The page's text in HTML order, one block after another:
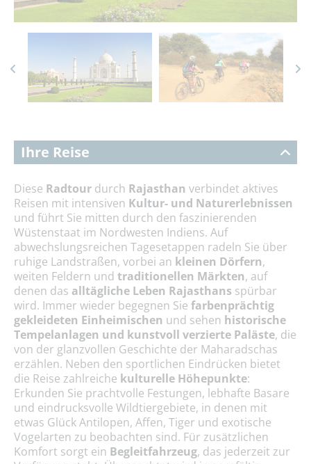
Ihre Reise
Diese Radtour durch Rajasthan verbindet aktives
Reisen mit intensiven Kultur- und Naturerlebnissen
und führt Sie mitten durch den faszinierenden
Wüstenstaat im Nordwesten Indiens. Auf
abwechslungsreichen Tagesetappen radeln Sie über
ruhige Landstraßen, vorbei an kleinen Dörfern,
weiten Feldern und traditionellen Märkten, auf
denen das alltägliche Leben Rajasthans spürbar
wird. Immer wieder begegnen Sie farbenprächtig
gekleideten Einheimischen und sehen historische
Tempelanlagen und kunstvoll verzierte Paläste, die
von der glanzvollen Geschichte der Maharadschas
erzählen. Neben den sportlichen Eindrücken bietet
die Reise zahlreiche kulturelle Höhepunkte:
Erkunden Sie prachtvolle Festungen, lebhafte Basare
und eindrucksvolle Wildtiergebiete, in denen mit
etwas Glück Antilopen, Affen, Tiger und exotische
Vogelarten zu beobachten sind. Für zusätzlichen
Komfort sorgt ein Begleitfahrzeug, das jederzeit zur